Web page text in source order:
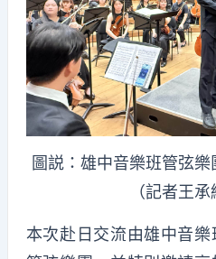
圖説：雄中音樂班管弦樂
（記者王承
本次赴日交流由雄中音